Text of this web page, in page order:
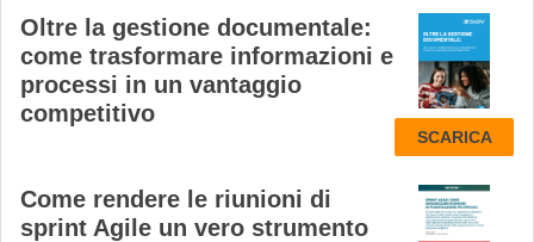
Oltre la gestione documentale:
come trasformare informazioni e
processi in un vantaggio
competitivo
SCARICA
Come rendere le riunioni di
sprint Agile un vero strumento